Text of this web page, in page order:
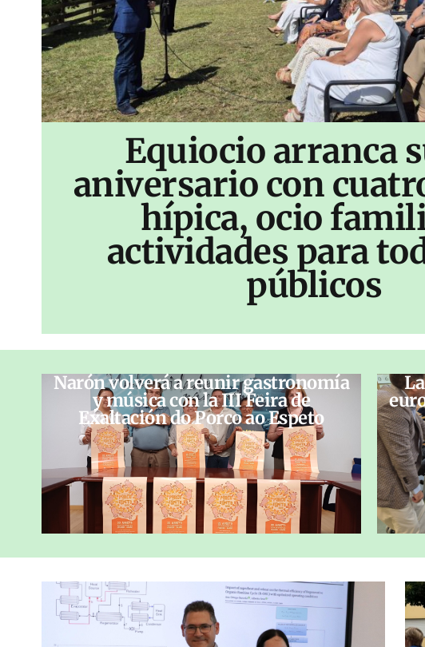
Equiocio arranca
aniversario con
hípica, ocio
actividades para
públicos
Narón volverá a reunir gastronomía
y música con la III Feira de
Exaltación do Porco ao Espeto